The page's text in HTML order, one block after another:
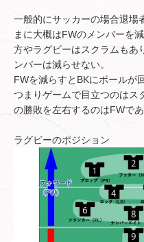
一般的にサッカーの場合退場
まに大概はFWのメンバーを減
方やラグビーはスクラムもあ
ンバーは減らせない。
FWを減らすとBKにボールが
つまりゲームで目立つのはス
の勝敗を左右するのはFWであ
ラグビーのポジション